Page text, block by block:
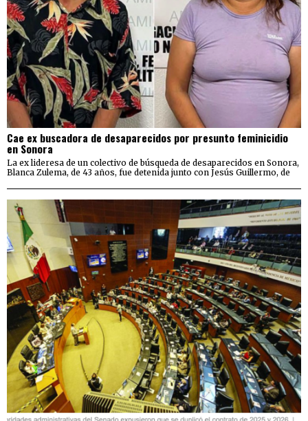
Cae ex buscadora de desaparecidos por presunto feminicidio
en Sonora
La ex lideresa de un colectivo de búsqueda de desaparecidos en Sonora,
Blanca Zulema, de 43 años, fue detenida junto con Jesús Guillermo, de